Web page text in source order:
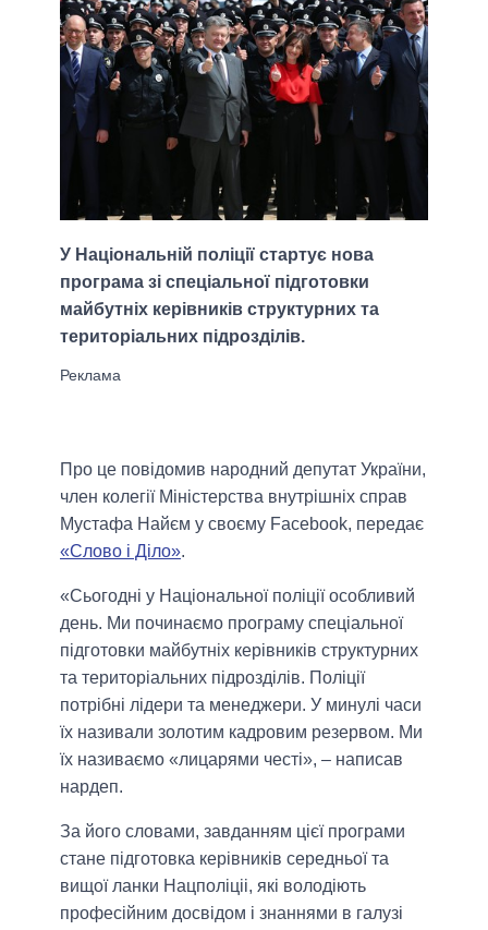
У Національній поліції стартує нова
програма зі спеціальної підготовки
майбутніх керівників структурних та
територіальних підрозділів.
Про це повідомив народний депутат України,
член колегії Міністерства внутрішніх справ
Мустафа Найєм у своєму Facebook, передає
«Слово і Діло».
«Сьогодні у Національної поліції особливий
день. Ми починаємо програму спеціальної
підготовки майбутніх керівників структурних
та територіальних підрозділів. Поліції
потрібні лідери та менеджери. У минулі часи
їх називали золотим кадровим резервом. Ми
їх називаємо «лицарями честі», – написав
нардеп.
За його словами, завданням цієї програми
стане підготовка керівників середньої та
вищої ланки Нацполіціі, які володіють
професійним досвідом і знаннями в галузі